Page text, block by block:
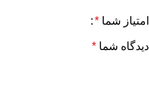
امتیاز شما *
دیدگاه شما *